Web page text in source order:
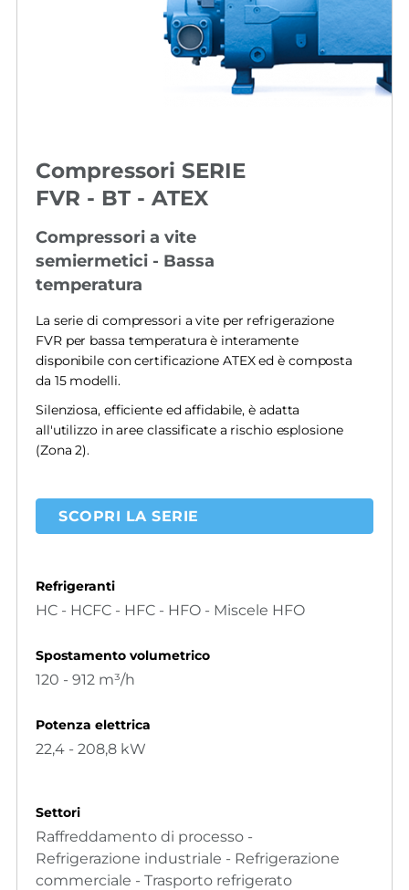
Compressori SERIE
FVR - BT - ATEX
Compressori a vite
semiermetici - Bassa
temperatura
La serie di compressori a vite per refrigerazione
FVR per bassa temperatura è interamente
disponibile con certificazione ATEX ed è composta
da 15 modelli.
Silenziosa, efficiente ed affidabile, è adatta
all'utilizzo in aree classificate a rischio esplosione
(Zona 2).
SCOPRI LA SERIE
Refrigeranti
HC - HCFC - HFC - HFO - Miscele HFO
Spostamento volumetrico
120 - 912 m³/h
Potenza elettrica
22,4 - 208,8 kW
Settori
Raffreddamento di processo -
Refrigerazione industriale - Refrigerazione
commerciale - Trasporto refrigerato